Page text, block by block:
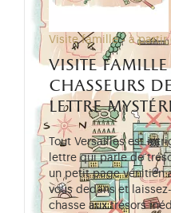
Visite famille - à partir
visite famille
chasseurs
lettre
Tout Versailles est
lettre qui parle de
un petit page vénitien
vous dedans et
chasse aux trésors